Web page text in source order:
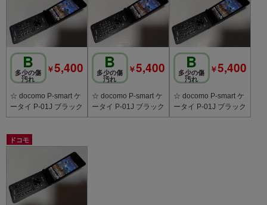
B
多少の傷
汚れ
￥5,400
☆ docomo P-smart ケ
ータイ P-01J ブラック
B
多少の傷
汚れ
￥5,400
☆ docomo P-smart ケ
ータイ P-01J ブラック
B
多少の傷
汚れ
￥5,400
☆ docomo P-smart ケ
ータイ P-01J ブラック
ドコモ